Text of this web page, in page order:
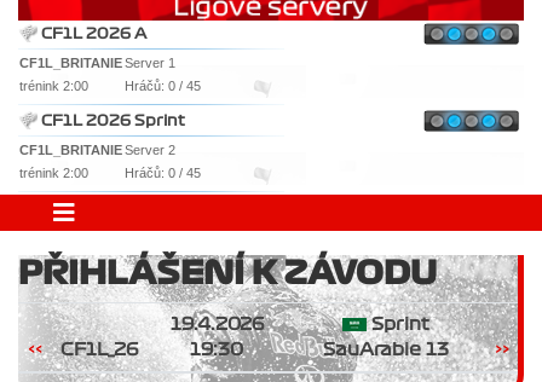
CF1L 2026 A
CF1L_BRITANIEServer 1
trénink 2:00
Hráčů: 0 / 45
CF1L 2026 Sprint
CF1L_BRITANIEServer 2
trénink 2:00
Hráčů: 0 / 45
PŘIHLÁŠENÍ K ZÁVODU
<< CF1L_26
19.4.2026
19:30
Sprint
SauArabie 13
>>